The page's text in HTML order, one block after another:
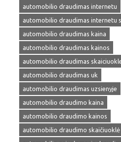
automobilio draudimas internetu
automobilio draudimas internetu
automobilio draudimas kaina
automobilio draudimas kainos
automobilio draudimas
automobilio draudimas uk
automobilio draudimas uzsienyje
automobilio draudimo kaina
automobilio draudimo kainos
automobilio draudimo skaičiuoklė